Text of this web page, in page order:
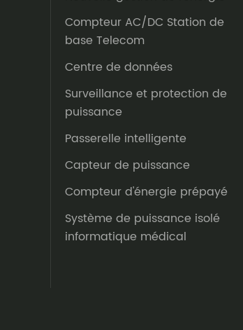
Compteur AC/DC Station de
base Telecom
Centre de données
Surveillance et protection de
puissance
Passerelle intelligente
Capteur de puissance
Compteur d'énergie prépayé
Système de puissance isolé
informatique médical